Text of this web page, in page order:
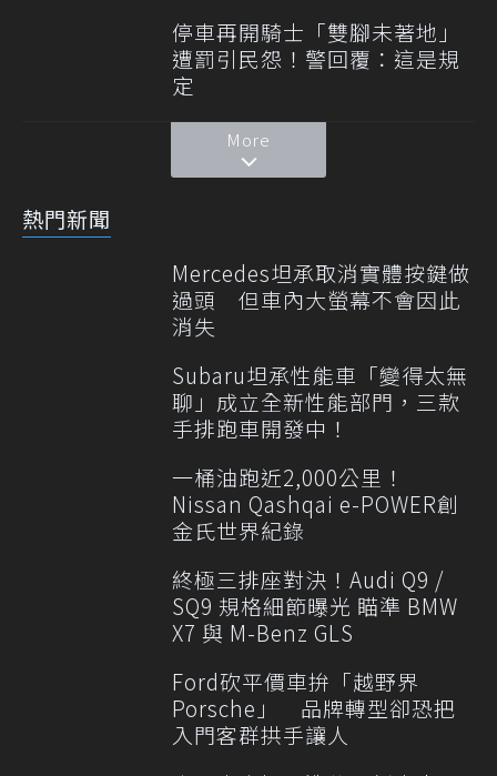
停車再開騎士「雙腳未著地」
遭罰引民怨！警回覆：這是規
定
More
熱門新聞
Mercedes坦承取消實體按鍵做
過頭 但車內大螢幕不會因此
消失
Subaru坦承性能車「變得太無
聊」成立全新性能部門，三款
手排跑車開發中！
一桶油跑近2,000公里！
Nissan Qashqai e-POWER創
金氏世界紀錄
終極三排座對決！Audi Q9 /
SQ9 規格細節曝光 瞄準 BMW
X7 與 M-Benz GLS
Ford砍平價車拚「越野界
Porsche」 品牌轉型卻恐把
入門客群拱手讓人